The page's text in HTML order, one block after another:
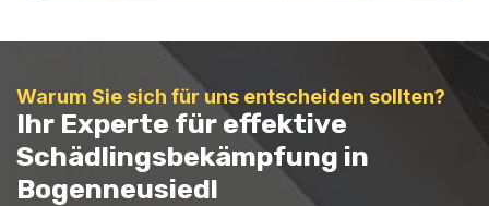
Warum Sie sich für uns entscheiden sollten?
Ihr Experte für effektive
Schädlingsbekämpfung in
Bogenneusiedl